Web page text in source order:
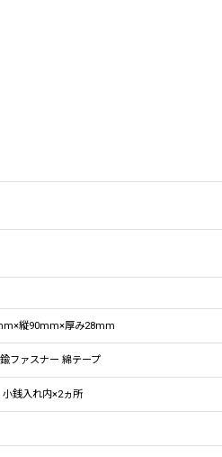
縦90mm×厚み28mm
ファスナー 綿テープ
小銭入れ内×2ヵ所